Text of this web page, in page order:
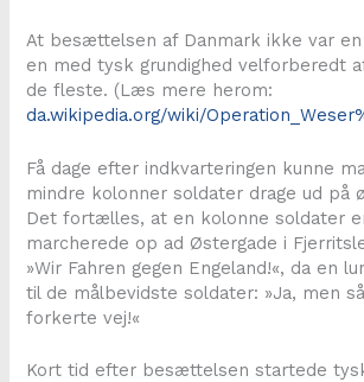
At besættelsen af Danmark ikke var
en med tysk grundighed velforberedt
de fleste. (Læs mere herom:
da.wikipedia.org/wiki/
Få dage efter indkvarteringen kunne
mindre kolonner soldater drage ud på
Det fortælles, at en kolonne soldater
marcherede op ad Østergade i
»Wir Fahren gegen Engeland!«, da en
til de målbevidste soldater: »Ja, men
forkerte vej!«
Kort tid efter besættelsen startede